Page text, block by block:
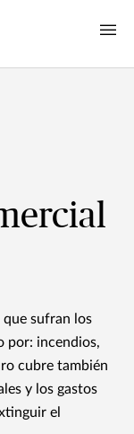
que sufran los
por: incendios,
cubre también
y los gastos
el